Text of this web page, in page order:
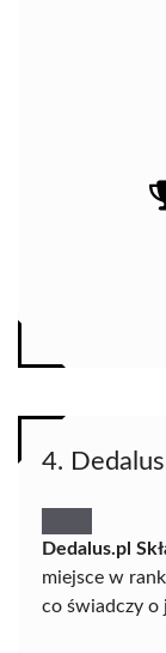
4.
Dedalus.pl
miejsce w
co świadczy o